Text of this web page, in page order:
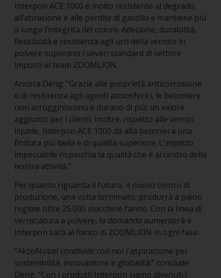
Interpon ACE 1000 è molto resistente al degrado,
all’abrasione e alle perdite di gasolio e mantiene più
a lungo l’integrità del colore. Adesione, durabilità,
flessibilità e resistenza agli urti della vernice in
polvere superano i severi standard di settore
imposti al team ZOOMLION.
Ancora Deng: “Grazie alle proprietà anticorrosione
e di resistenza agli agenti atmosferici, le betoniere
non arrugginiscono e durano di più: un valore
aggiunto per i clienti. Inoltre, rispetto alle vernici
liquide, Interpon ACE 1000 dà alla betoniera una
finitura più bella e di qualità superiore. L’aspetto
impeccabile rispecchia la qualità che è al centro della
nostra attività.”
Per quanto riguarda il futuro, il nuovo centro di
produzione, una volta terminato, produrrà a pieno
regime oltre 25.000 macchine l’anno. Con la linea di
verniciatura a polvere, la domanda aumenterà e
Interpon sarà al fianco di ZOOMLION in ogni fase.
“AkzoNobel condivide con noi l'aspirazione per
sostenibilità, innovazione e globalità.” conclude
Deng. “Con i prodotti Interpon siamo divenuti i